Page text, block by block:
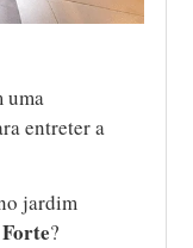
uma
entreter a
jardim
?